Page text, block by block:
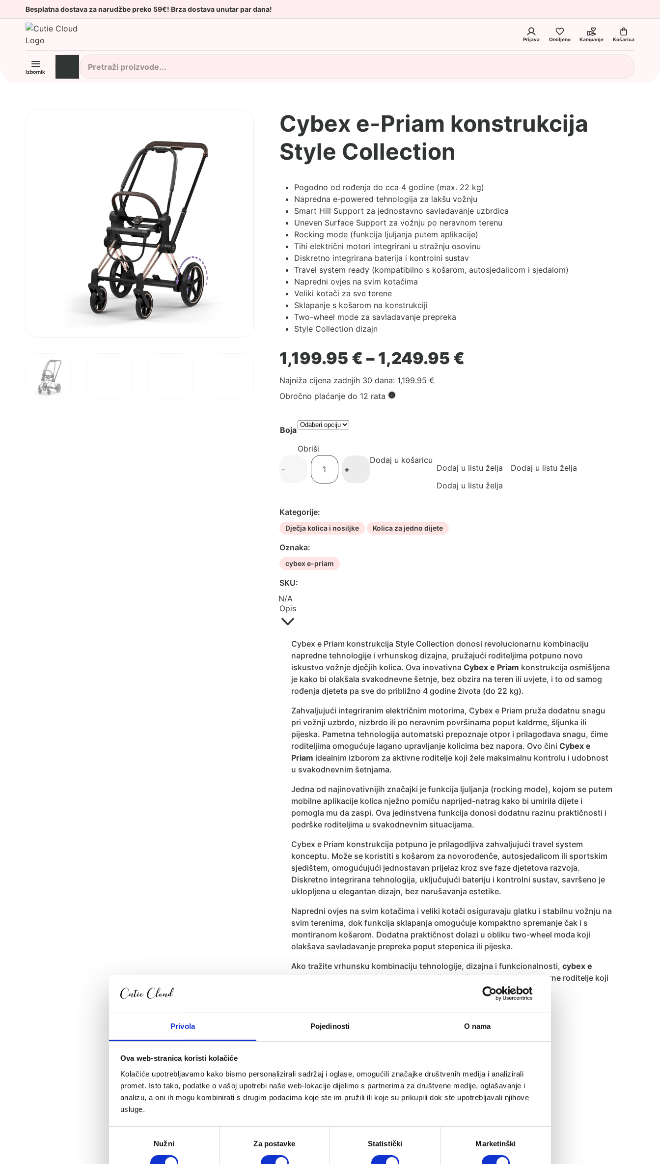
Privola Pojedinosti O nama
Ova web-stranica koristi kolačiće
Kolačiće upotrebljavamo kako bismo personalizirali sadržaj i oglase, omogućili značajke društvenih medija i analizirali
promet. Isto tako, podatke o vašoj upotrebi naše web-lokacije dijelimo s partnerima za društvene medije, oglašavanje i
analizu, a oni ih mogu kombinirati s drugim podacima koje ste im pružili ili koje su prikupili dok ste upotrebljavali njihove
usluge.
Nužni Za postavke Statistički Marketinški
Besplatna dostava za narudžbe preko 59€! Brza dostava unutar par dana!
Prijava Omiljeno Kampanje Košarica
Izbornik
Cybex e-Priam konstrukcija
Style Collection
Pogodno od rođenja do cca 4 godine (max. 22 kg)
Napredna e-powered tehnologija za lakšu vožnju
Smart Hill Support za jednostavno savladavanje uzbrdica
Uneven Surface Support za vožnju po neravnom terenu
Rocking mode (funkcija ljuljanja putem aplikacije)
Tihi električni motori integrirani u stražnju osovinu
Diskretno integrirana baterija i kontrolni sustav
Travel system ready (kompatibilno s košarom, autosjedalicom i sjedalom)
Napredni ovjes na svim kotačima
Veliki kotači za sve terene
Sklapanje s košarom na konstrukciji
Two-wheel mode za savladavanje prepreka
Style Collection dizajn
1,199.95 € – 1,249.95 €Raspon
Najniža cijena zadnjih 30 dana: 1,199.95 €
Obročno plaćanje do 12 rata
Boja
Obriši
e-
Style
Collection
količina
- +
Dodaj u košaricu
Dodaj u listu želja
Dodaj u listu želja
Dodaj u listu želja
Kategorije:
Dječja kolica i nosiljke Kolica za jedno dijete
Oznaka:
cybex e-priam
SKU:
N/A
Opis
Cybex e Priam konstrukcija Style Collection donosi revolucionarnu kombinaciju
napredne tehnologije i vrhunskog dizajna, pružajući roditeljima potpuno novo
iskustvo vožnje dječjih kolica. Ova inovativna Cybex e Priam konstrukcija osmišljena
je kako bi olakšala svakodnevne šetnje, bez obzira na teren ili uvjete, i to od samog
rođenja djeteta pa sve do približno 4 godine života (do 22 kg).
Zahvaljujući integriranim električnim motorima, Cybex e Priam pruža dodatnu snagu
pri vožnji uzbrdo, nizbrdo ili po neravnim površinama poput kaldrme, šljunka ili
pijeska. Pametna tehnologija automatski prepoznaje otpor i prilagođava snagu, čime
roditeljima omogućuje lagano upravljanje kolicima bez napora. Ovo čini Cybex e
Priam idealnim izborom za aktivne roditelje koji žele maksimalnu kontrolu i udobnost
u svakodnevnim šetnjama.
Jedna od najinovativnijih značajki je funkcija ljuljanja (rocking mode), kojom se putem
mobilne aplikacije kolica nježno pomiču naprijed-natrag kako bi umirila dijete i
pomogla mu da zaspi. Ova jedinstvena funkcija donosi dodatnu razinu praktičnosti i
podrške roditeljima u svakodnevnim situacijama.
Cybex e Priam konstrukcija potpuno je prilagodljiva zahvaljujući travel system
konceptu. Može se koristiti s košarom za novorođenče, autosjedalicom ili sportskim
sjedištem, omogućujući jednostavan prijelaz kroz sve faze djetetova razvoja.
Diskretno integrirana tehnologija, uključujući bateriju i kontrolni sustav, savršeno je
uklopljena u elegantan dizajn, bez narušavanja estetike.
Napredni ovjes na svim kotačima i veliki kotači osiguravaju glatku i stabilnu vožnju na
svim terenima, dok funkcija sklapanja omogućuje kompaktno spremanje čak i s
montiranom košarom. Dodatna praktičnost dolazi u obliku two-wheel moda koji
olakšava savladavanje prepreka poput stepenica ili pijeska.
Ako tražite vrhunsku kombinaciju tehnologije, dizajna i funkcionalnosti, cybex e
priam
konstrukcija Style Collection pruža savršeno rješenje za moderne roditelje koji
Duljina: 84 – 93,5 cm
Širina: 60 cm
Dimenzije (sklopljeno):
Duljina: 31 cm
Širina: 52 cm